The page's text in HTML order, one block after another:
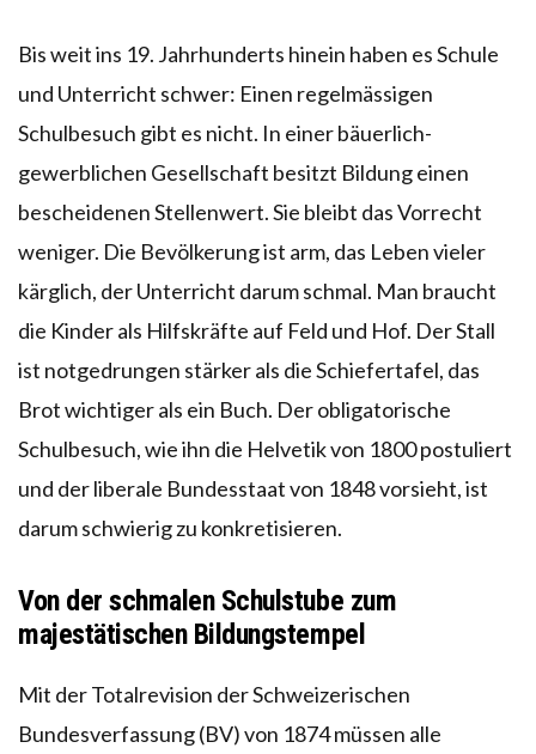
Bis weit ins 19. Jahrhunderts hinein haben es Schule
und Unterricht schwer: Einen regelmässigen
Schulbesuch gibt es nicht. In einer bäuerlich-
gewerblichen Gesellschaft besitzt Bildung einen
bescheidenen Stellenwert. Sie bleibt das Vorrecht
weniger. Die Bevölkerung ist arm, das Leben vieler
kärglich, der Unterricht darum schmal. Man braucht
die Kinder als Hilfskräfte auf Feld und Hof. Der Stall
ist notgedrungen stärker als die Schiefertafel, das
Brot wichtiger als ein Buch. Der obligatorische
Schulbesuch, wie ihn die Helvetik von 1800 postuliert
und der liberale Bundesstaat von 1848 vorsieht, ist
darum schwierig zu konkretisieren.
Von der schmalen Schulstube zum
majestätischen Bildungstempel
Mit der Totalrevision der Schweizerischen
Bundesverfassung (BV) von 1874 müssen alle